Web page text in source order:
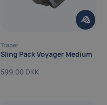
Traper
Sling Pack Voyager Medium
599,00 DKK